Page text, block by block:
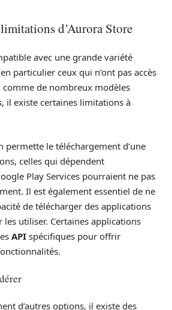
d’Aurora Store
avec une grande variété
particulier ceux qui n’ont pas accès
comme de nombreux modèles
il existe certaines limitations à
permette le téléchargement d’une
celles qui dépendent
Play Services pourraient ne pas
Il est également essentiel de ne
de télécharger des applications
les utiliser. Certaines applications
API spécifiques pour offrir
d’autres options, il existe des